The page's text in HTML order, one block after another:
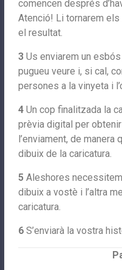
comencen després
Atenció! Li tornarem
el resultat.
3Us enviarem un
pugueu veure i, si cal,
persones a la vinyeta i
4Un cop finalitzada la
prèvia digital per
l’enviament, de manera
dibuix de la caricatura.
5Aleshores
dibuix a vostè i l’altra
caricatura.
6S’enviarà la vostra